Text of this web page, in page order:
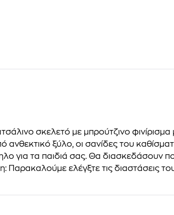
σκελετό με μπρούτζινο φινίρισμα
ξύλο, οι σανίδες του
για τα παιδιά σας. Θα διασκεδάσουν
ελέγξτε τις διαστάσεις